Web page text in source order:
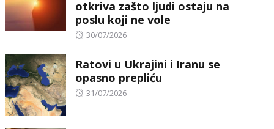
otkriva zašto ljudi ostaju na
poslu koji ne vole
Posted
30/07/2026
Ratovi u Ukrajini i Iranu se
opasno prepliću
Posted
31/07/2026